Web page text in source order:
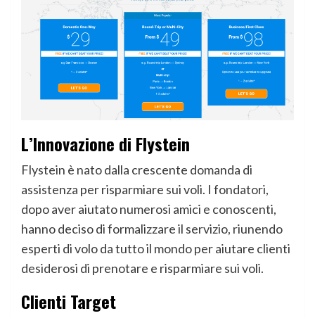
L’Innovazione di Flystein
Flystein è nato dalla crescente domanda di
assistenza per risparmiare sui voli. I fondatori,
dopo aver aiutato numerosi amici e conoscenti,
hanno deciso di formalizzare il servizio, riunendo
esperti di volo da tutto il mondo per aiutare clienti
desiderosi di prenotare e risparmiare sui voli.
Clienti Target